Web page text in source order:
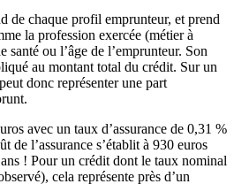
de chaque profil emprunteur, et prend
la profession exercée (métier à
santé ou l’âge de l’emprunteur. Son
au montant total du crédit. Sur un
donc représenter une part
avec un taux d’assurance de 0,31 %
de l’assurance s’établit à 930 euros
! Pour un crédit dont le taux nominal
cela représente près d’un